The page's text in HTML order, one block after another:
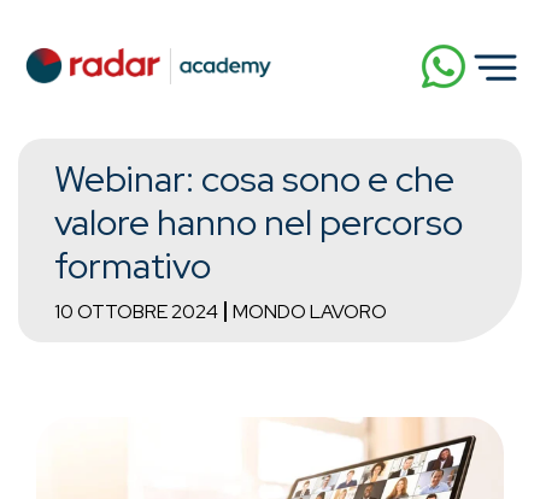
Webinar: cosa sono e che
valore hanno nel percorso
formativo
10 OTTOBRE 2024 MONDO LAVORO